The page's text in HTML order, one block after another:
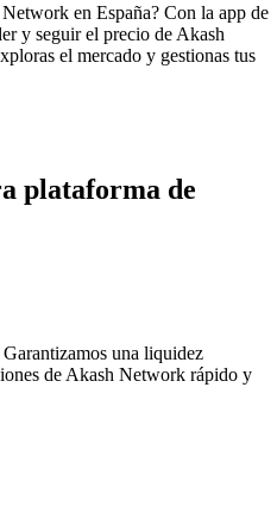
en España? Con la app de
y seguir el precio de Akash
el mercado y gestionas tus
plataforma de
una liquidez
de Akash Network rápido y